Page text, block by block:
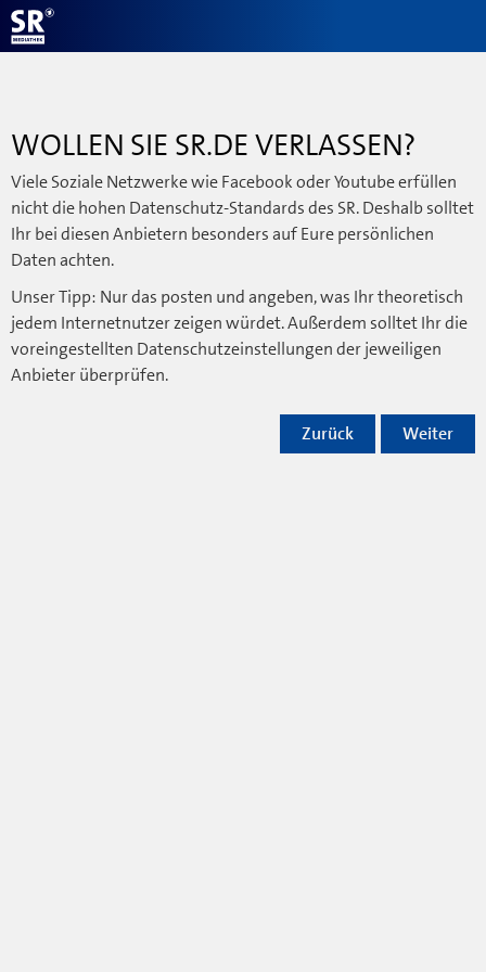
WOLLEN SIE SR.DE VERLASSEN?
Viele Soziale Netzwerke wie Facebook oder Youtube erfüllen
nicht die hohen Datenschutz-Standards des SR. Deshalb solltet
Ihr bei diesen Anbietern besonders auf Eure persönlichen
Daten achten.
Unser Tipp: Nur das posten und angeben, was Ihr theoretisch
jedem Internetnutzer zeigen würdet. Außerdem solltet Ihr die
voreingestellten Datenschutzeinstellungen der jeweiligen
Anbieter überprüfen.
Weiter
Zurück